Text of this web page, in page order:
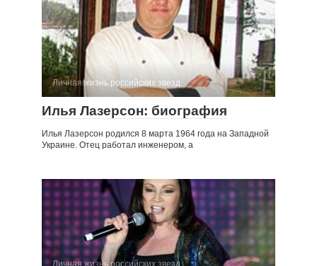
Личная жизнь российских звезд
Илья Лазерсон: биография
Илья Лазерсон родился 8 марта 1964 года на Западной
Украине. Отец работал инженером, а